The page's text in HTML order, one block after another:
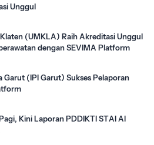
Unggul
(UMKLA) Raih Akreditasi Unggul
dengan SEVIMA Platform
(IPI Garut) Sukses Pelaporan
Kini Laporan PDDIKTI STAI Al